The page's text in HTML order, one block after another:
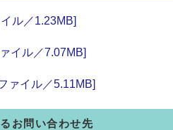
ル／1.23MB]
イル／7.07MB]
ァイル／5.11MB]
お問い合わせ先